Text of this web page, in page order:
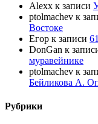
Alexx к записи
ptolmachev к
Востоке
Егор к записи
DonGan к
муравейнике
ptolmachev к
Бейликова А.
Рубрики